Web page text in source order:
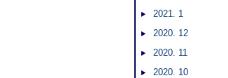
2021. 1
2020. 12
2020. 11
2020. 10